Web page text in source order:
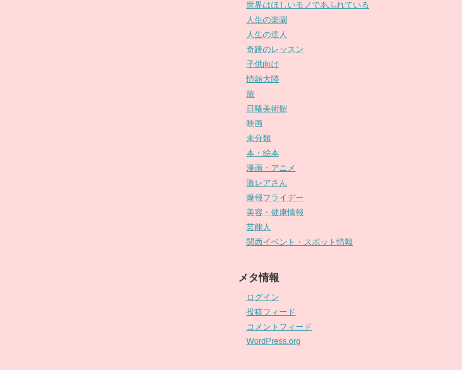
世界はほしいモノであふれている
人生の楽園
人生の達人
奇跡のレッスン
子供向け
情熱大陸
旅
日曜美術館
映画
未分類
本・絵本
漫画・アニメ
激レアさん
爆報フライデー
美容・健康情報
芸能人
関西イベント・スポット情報
メタ情報
ログイン
投稿フィード
コメントフィード
WordPress.org